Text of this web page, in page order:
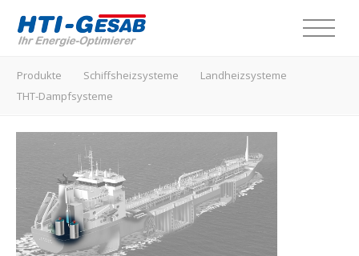
Landheizsysteme
THT-Dampfsysteme
Unternehmen
Über uns
Kontakt
Produkte Schiffsheizsysteme
Landheizsysteme
THT-Dampfsysteme